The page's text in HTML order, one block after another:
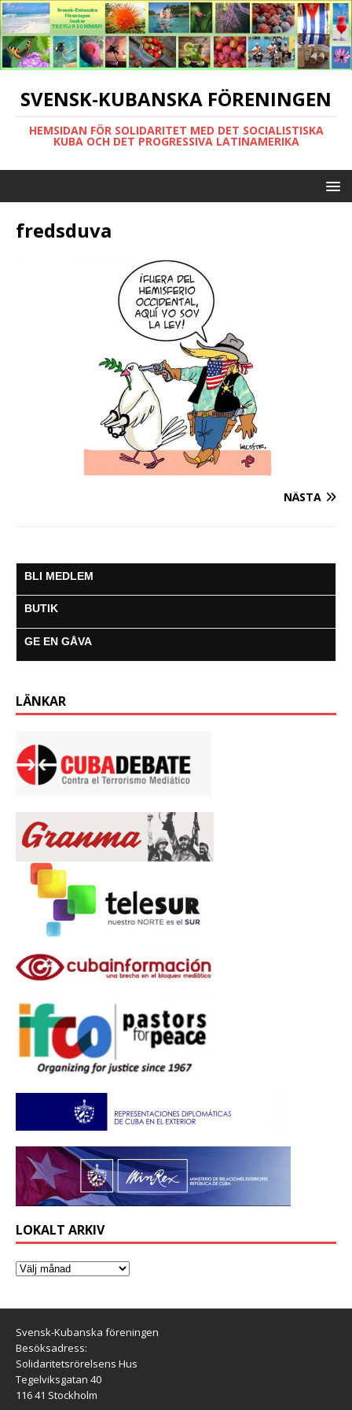
SVENSK-KUBANSKA FÖRENINGEN
HEMSIDAN FÖR SOLIDARITET MED DET SOCIALISTISKA
KUBA OCH DET PROGRESSIVA LATINAMERIKA
fredsduva
NÄSTA
BLI MEDLEM
BUTIK
GE EN GÅVA
LÄNKAR
LOKALT ARKIV
Svensk-Kubanska föreningen
Besöksadress:
Solidaritetsrörelsens Hus
Tegelviksgatan 40
116 41 Stockholm